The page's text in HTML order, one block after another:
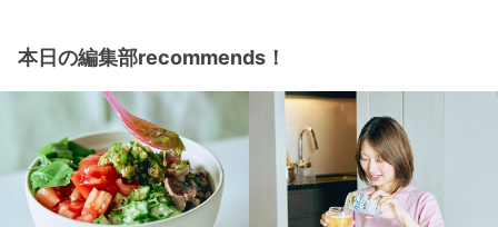
本日の編集部recommends！